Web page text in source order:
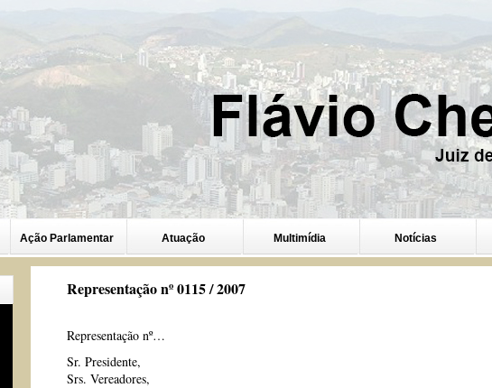
Ação Parlamentar Atuação Multimídia Notícias
Representação nº 0115 / 2007
Representação nº…
Sr. Presidente,
Srs. Vereadores,